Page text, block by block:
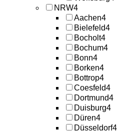
NRW4
Aachen4
Bielefeld4
Bocholt4
Bochum4
Bonn4
Borken4
Bottrop4
Coesfeld4
Dortmund4
Duisburg4
Düren4
Düsseldorf4